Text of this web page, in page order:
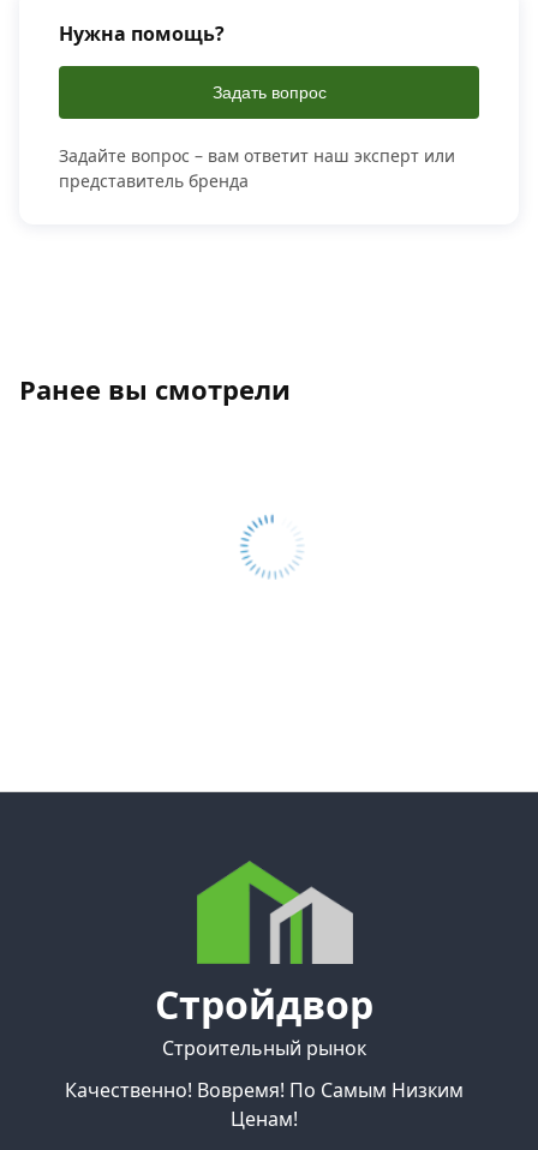
Нужна помощь?
Задать вопрос
Задайте вопрос – вам ответит наш эксперт или
представитель бренда
Ранее вы смотрели
Стройдвор
Строительный рынок
Качественно! Вовремя! По Самым Низким
Ценам!